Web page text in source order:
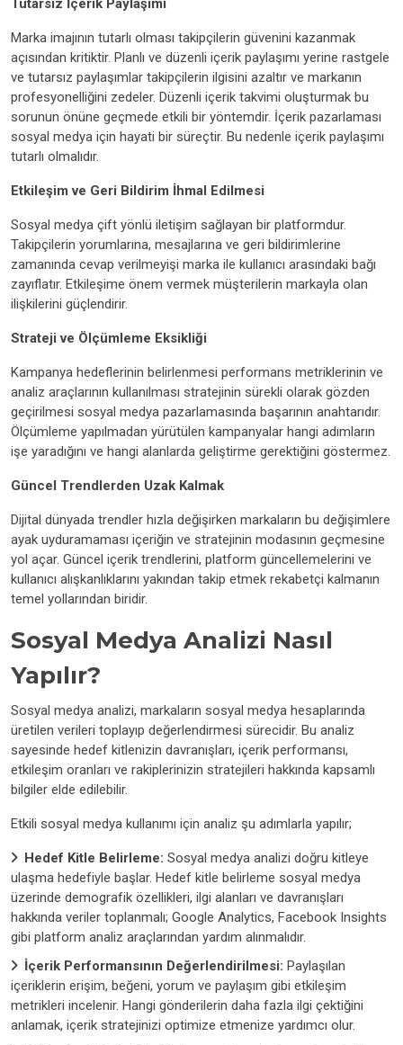
Tutarsız İçerik Paylaşımı
Marka imajının tutarlı olması takipçilerin güvenini kazanmak
açısından kritiktir. Planlı ve düzenli içerik paylaşımı yerine rastgele
ve tutarsız paylaşımlar takipçilerin ilgisini azaltır ve markanın
profesyonelliğini zedeler. Düzenli içerik takvimi oluşturmak bu
sorunun önüne geçmede etkili bir yöntemdir. İçerik pazarlaması
sosyal medya için hayati bir süreçtir. Bu nedenle içerik paylaşımı
tutarlı olmalıdır.
Etkileşim ve Geri Bildirim İhmal Edilmesi
Sosyal medya çift yönlü iletişim sağlayan bir platformdur.
Takipçilerin yorumlarına, mesajlarına ve geri bildirimlerine
zamanında cevap verilmeyişi marka ile kullanıcı arasındaki bağı
zayıflatır. Etkileşime önem vermek müşterilerin markayla olan
ilişkilerini güçlendirir.
Strateji ve Ölçümleme Eksikliği
Kampanya hedeflerinin belirlenmesi performans metriklerinin ve
analiz araçlarının kullanılması stratejinin sürekli olarak gözden
geçirilmesi sosyal medya pazarlamasında başarının anahtarıdır.
Ölçümleme yapılmadan yürütülen kampanyalar hangi adımların
işe yaradığını ve hangi alanlarda geliştirme gerektiğini göstermez.
Güncel Trendlerden Uzak Kalmak
Dijital dünyada trendler hızla değişirken markaların bu değişimlere
ayak uyduramaması içeriğin ve stratejinin modasının geçmesine
yol açar. Güncel içerik trendlerini, platform güncellemelerini ve
kullanıcı alışkanlıklarını yakından takip etmek rekabetçi kalmanın
temel yollarından biridir.
Sosyal Medya Analizi Nasıl
Yapılır?
Sosyal medya analizi, markaların sosyal medya hesaplarında
üretilen verileri toplayıp değerlendirmesi sürecidir. Bu analiz
sayesinde hedef kitlenizin davranışları, içerik performansı,
etkileşim oranları ve rakiplerinizin stratejileri hakkında kapsamlı
bilgiler elde edilebilir.
Etkili sosyal medya kullanımı için analiz şu adımlarla yapılır;
Hedef Kitle Belirleme: Sosyal medya analizi doğru kitleye
ulaşma hedefiyle başlar. Hedef kitle belirleme sosyal medya
üzerinde demografik özellikleri, ilgi alanları ve davranışları
hakkında veriler toplanmalı; Google Analytics, Facebook Insights
gibi platform analiz araçlarından yardım alınmalıdır.
İçerik Performansının Değerlendirilmesi: Paylaşılan
içeriklerin erişim, beğeni, yorum ve paylaşım gibi etkileşim
metrikleri incelenir. Hangi gönderilerin daha fazla ilgi çektiğini
anlamak, içerik stratejinizi optimize etmenize yardımcı olur.